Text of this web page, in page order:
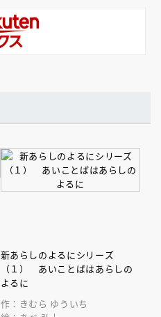
新あらしのよるにシリーズ
（１） あいことばはあらしの
よるに
作：きむら ゆういち